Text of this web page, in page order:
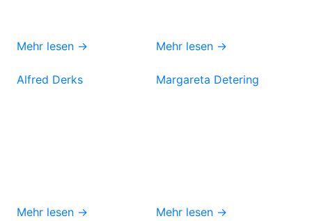
Mehr lesen → Mehr lesen →
Alfred Derks
Mehr lesen →
Margareta Detering
Mehr lesen →